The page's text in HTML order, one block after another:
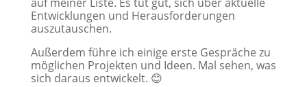
Entwicklungen und Herausforderungen
auszutauschen.
Außerdem führe ich einige erste Gespräche zu
möglichen Projekten und Ideen. Mal sehen, was
sich daraus entwickelt. 😊